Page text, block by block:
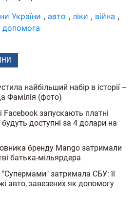
України , авто , ліки , війна ,
найбільший набір в історії –
Фамілія (фото)
Facebook запускають платні
будуть доступні за 4 долари на
бренду Mango затримали
батька-мільярдера
затримала СБУ: її
авто, завезених як допомогу